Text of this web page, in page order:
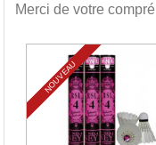
Merci de votre
NOUVEAU